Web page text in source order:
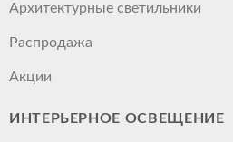
Архитектурные светильники
Распродажа
Акции
ИНТЕРЬЕРНОЕ ОСВЕЩЕНИЕ